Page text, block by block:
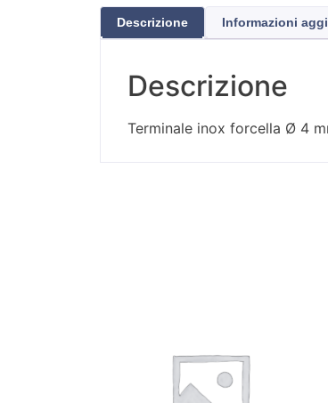
Descrizione Informazioni
Descrizione
Terminale inox forcella Ø 4